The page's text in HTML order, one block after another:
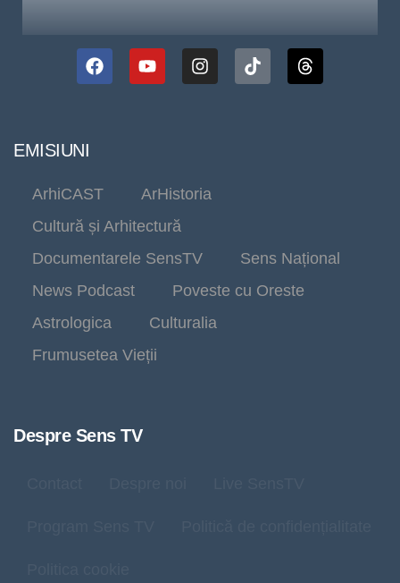
EMISIUNI
ArhiCAST
ArHistoria
Cultură și Arhitectură
Documentarele SensTV
Sens Național
News Podcast
Poveste cu Oreste
Astrologica
Culturalia
Frumusetea Vieții
Despre Sens TV